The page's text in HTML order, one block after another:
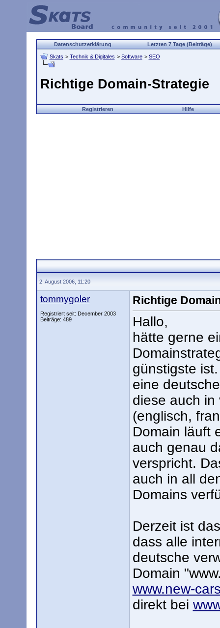
Datenschutzerklärung Letzten 7 Tage (Beiträge)
Skats > Technik & Digitales > Software > SEO
Richtige Domain-Strategie
Registrieren Hilfe
2. August 2006, 11:20
tommygoler
Registriert seit: December 2003
Beiträge: 489
Richtige
Hallo,
hätte gerne
günstigste
eine
diese auch in
(englisch,
Domain läuft
auch genau
verspricht.
auch in all
Domains
Derzeit ist
dass alle
deutsche
Domain
www.new-
direkt bei